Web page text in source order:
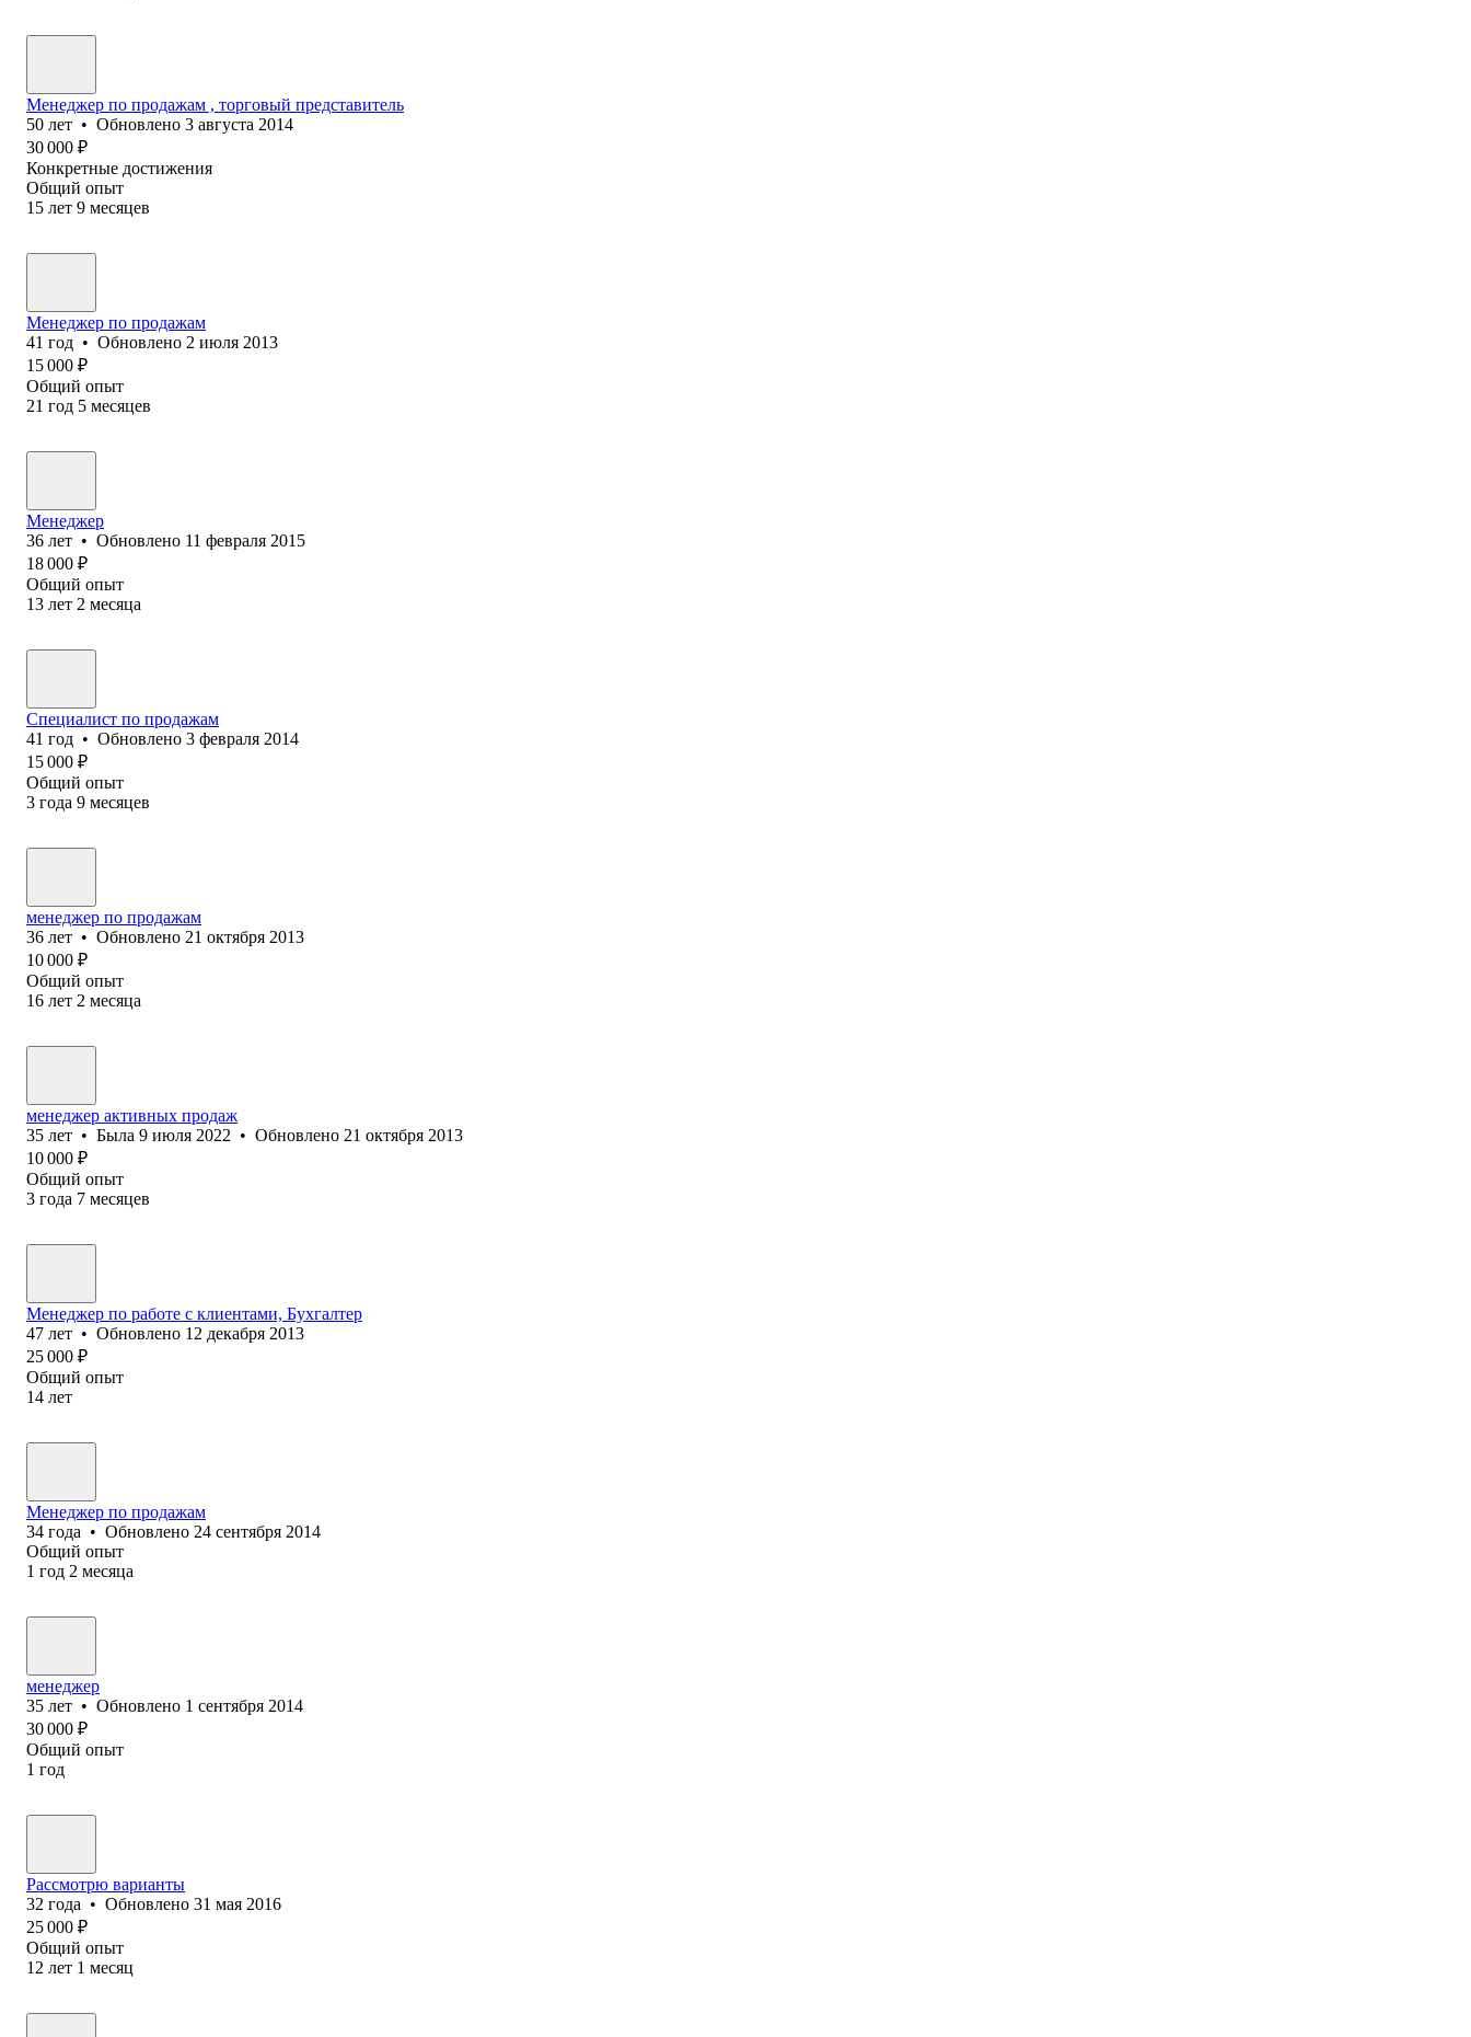
Менеджер по продажам , торговый представитель
50 лет • Обновлено 3 августа 2014
30 000 ₽
Конкретные достижения
Общий опыт
15 лет 9 месяцев
Менеджер по продажам
41 год • Обновлено 2 июля 2013
15 000 ₽
Общий опыт
21 год 5 месяцев
Менеджер
36 лет • Обновлено 11 февраля 2015
18 000 ₽
Общий опыт
13 лет 2 месяца
Специалист по продажам
41 год • Обновлено 3 февраля 2014
15 000 ₽
Общий опыт
3 года 9 месяцев
менеджер по продажам
36 лет • Обновлено 21 октября 2013
10 000 ₽
Общий опыт
16 лет 2 месяца
менеджер активных продаж
35 лет • Была 9 июля 2022 • Обновлено 21 октября 2013
10 000 ₽
Общий опыт
3 года 7 месяцев
Менеджер по работе с клиентами, Бухгалтер
47 лет • Обновлено 12 декабря 2013
25 000 ₽
Общий опыт
14 лет
Менеджер по продажам
34 года • Обновлено 24 сентября 2014
Общий опыт
1 год 2 месяца
менеджер
35 лет • Обновлено 1 сентября 2014
30 000 ₽
Общий опыт
1 год
Рассмотрю варианты
32 года • Обновлено 31 мая 2016
25 000 ₽
Общий опыт
12 лет 1 месяц